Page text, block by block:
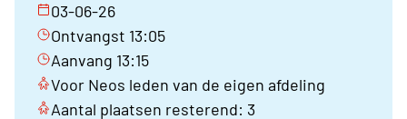
03-06-26
Ontvangst 13:05
Aanvang 13:15
Voor Neos leden van de eigen afdeling
Aantal plaatsen resterend: 3